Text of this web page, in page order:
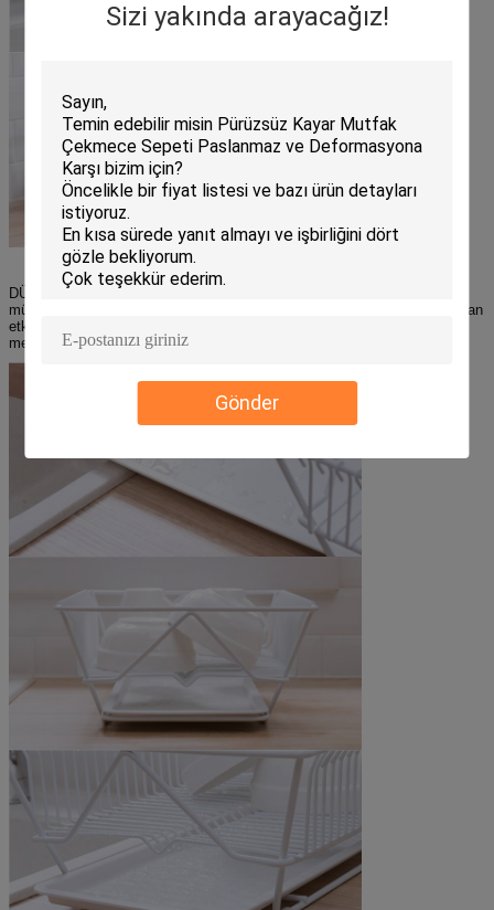
Sizi yakında arayacağız!
Gönder
DÜZENLE VE EĞLENDİR — Mutfak, banyo, malzeme odası vb. için
mükemmel günlük depolama — Yemek alanı, büfe, restoran, iç/dış mekan
etkinliğinde eğlenmek için harika — Hem modern hem de geleneksel
mekanlarda muhteşem bir vurgu parçası